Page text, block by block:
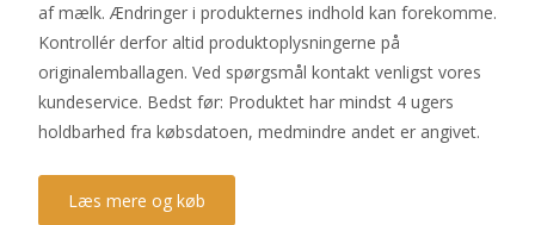
af mælk. Ændringer i produkternes indhold kan forekomme.
Kontrollér derfor altid produktoplysningerne på
originalemballagen. Ved spørgsmål kontakt venligst vores
kundeservice. Bedst før: Produktet har mindst 4 ugers
holdbarhed fra købsdatoen, medmindre andet er angivet.
Læs mere og køb